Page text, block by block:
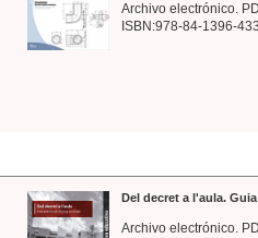
Archivo electrónico.
ISBN:978-84-1396-
Del decret a l'aula.
Archivo electrónico.